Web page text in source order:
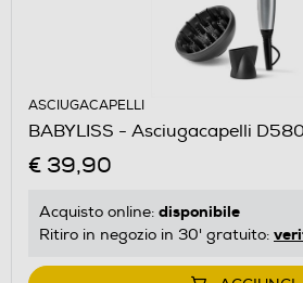
ASCIUGACAPELLI
BABYLISS - Asciugacapelli
€ 39,90
Acquisto online: disponibile
Ritiro in negozio in 30' gratuito: